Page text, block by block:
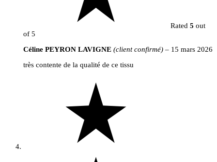
Rated 5 out
of 5
Céline PEYRON LAVIGNE (client confirmé) – 15 mars 2026
très contente de la qualité de ce tissu